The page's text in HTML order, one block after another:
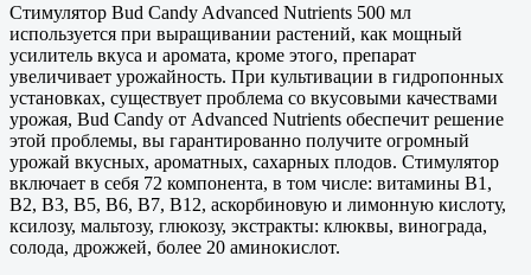
Стимулятор Bud Candy Advanced Nutrients 500 мл
используется при выращивании растений, как мощный
усилитель вкуса и аромата, кроме этого, препарат
увеличивает урожайность. При культивации в гидропонных
установках, существует проблема со вкусовыми качествами
урожая, Bud Candy от Advanced Nutrients обеспечит решение
этой проблемы, вы гарантированно получите огромный
урожай вкусных, ароматных, сахарных плодов. Стимулятор
включает в себя 72 компонента, в том числе: витамины B1,
B2, B3, B5, B6, B7, B12, аскорбиновую и лимонную кислоту,
ксилозу, мальтозу, глюкозу, экстракты: клюквы, винограда,
солода, дрожжей, более 20 аминокислот.